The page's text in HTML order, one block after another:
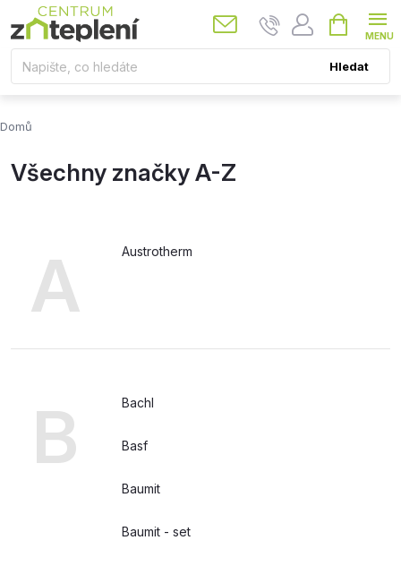
na
obsah
Hledat
Nákupní
košík
Domů
Všechny značky A-Z
A Austrotherm
B Bachl
Basf
Baumit
Baumit - set